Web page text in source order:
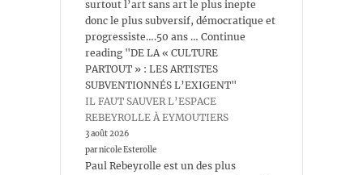
surtout l’art sans art le plus inepte
donc le plus subversif, démocratique et
progressiste….50 ans … Continue
reading "DE LA « CULTURE
PARTOUT » : LES ARTISTES
SUBVENTIONNÉS L’EXIGENT"
IL FAUT SAUVER L’ESPACE
REBEYROLLE À EYMOUTIERS
3 août 2026
par nicole Esterolle
Paul Rebeyrolle est un des plus